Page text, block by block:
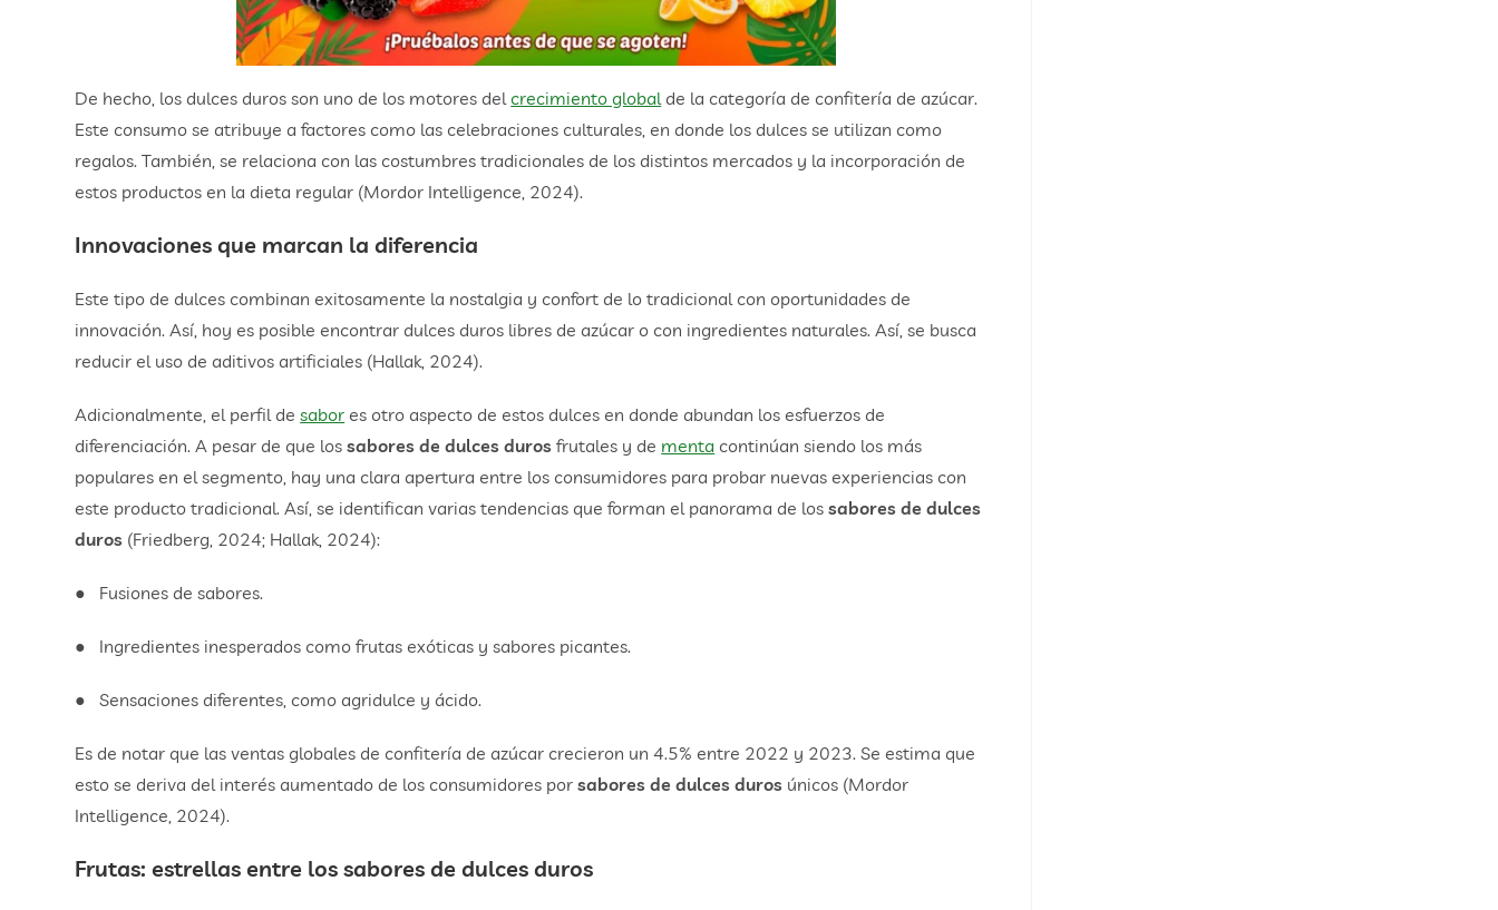
De hecho, los dulces duros son uno de los motores del crecimiento globalde la categoría de confitería de azúcar.
Este consumo se atribuye a factores como las celebraciones culturales, en donde los dulces se utilizan como
regalos. También, se relaciona con las costumbres tradicionales de los distintos mercados y la incorporación de
estos productos en la dieta regular (Mordor Intelligence, 2024).
Innovaciones que marcan la diferencia
Este tipo de dulces combinan exitosamente la nostalgia y confort de lo tradicional con oportunidades de
innovación. Así, hoy es posible encontrar dulces duros libres de azúcar o con ingredientes naturales. Así, se busca
reducir el uso de aditivos artificiales (Hallak, 2024).
Adicionalmente, el perfil desabor es otro aspecto de estos dulces en donde abundan los esfuerzos de
diferenciación. A pesar de que lossabores de dulces duros frutales y de menta continúan siendo los más
populares en el segmento, hay una clara apertura entre los consumidores para probar nuevas experiencias con
este producto tradicional. Así, se identifican varias tendencias que forman el panorama de lossabores de dulces
duros (Friedberg, 2024; Hallak, 2024):
● Fusiones de sabores.
● Ingredientes inesperados como frutas exóticas y sabores picantes.
● Sensaciones diferentes, como agridulce y ácido.
Es de notar que las ventas globales de confitería de azúcar crecieron un 4.5% entre 2022 y 2023. Se estima que
esto se deriva del interés aumentado de los consumidores porsabores de dulces duros únicos (Mordor
Intelligence, 2024).
Frutas: estrellas entre los sabores de dulces duros